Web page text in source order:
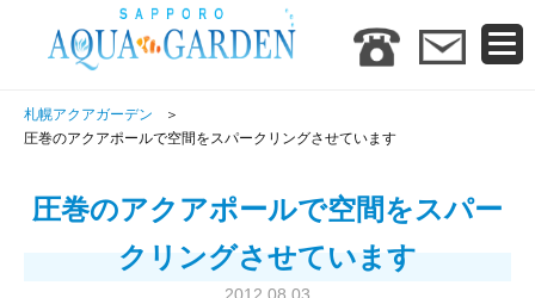
札幌アクアガーデン
圧巻のアクアポールで空間をスパークリングさせています
圧巻のアクアポールで空間をスパー
クリングさせています